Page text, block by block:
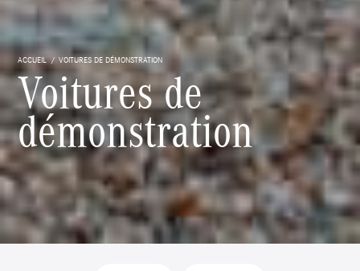
ACCUEIL VOITURES DE DÉMONSTRATION
Voitures de
démonstration